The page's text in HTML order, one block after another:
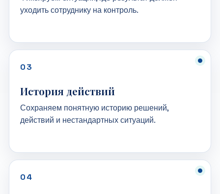
уходить сотруднику на контроль.
03
История действий
Сохраняем понятную историю решений,
действий и нестандартных ситуаций.
04